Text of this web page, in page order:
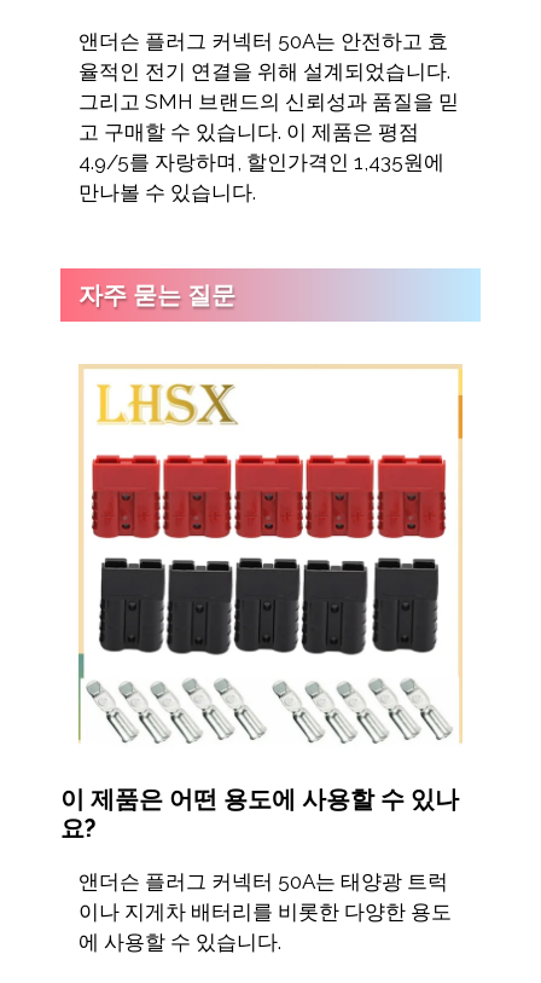
앤더슨 플러그 커넥터 50A는 안전하고 효
율적인 전기 연결을 위해 설계되었습니다.
그리고 SMH 브랜드의 신뢰성과 품질을 믿
고 구매할 수 있습니다. 이 제품은 평점
4.9/5를 자랑하며, 할인가격인 1,435원에
만나볼 수 있습니다.
자주 묻는 질문
이 제품은 어떤 용도에 사용할 수 있나
요?
앤더슨 플러그 커넥터 50A는 태양광 트럭
이나 지게차 배터리를 비롯한 다양한 용도
에 사용할 수 있습니다.